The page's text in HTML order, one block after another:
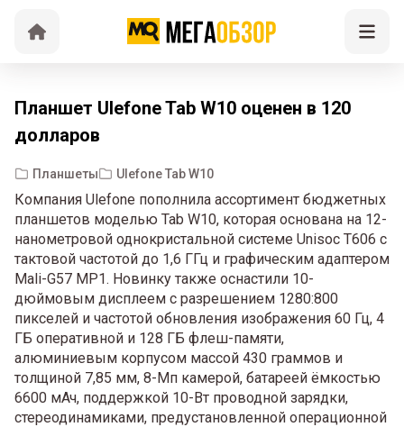
Планшет Ulefone Tab W10 оценен в 120
долларов
Планшеты Ulefone Tab W10
Компания Ulefone пополнила ассортимент бюджетных
планшетов моделью Tab W10, которая основана на 12-
нанометровой однокристальной системе Unisoc T606 с
тактовой частотой до 1,6 ГГц и графическим адаптером
Mali-G57 MP1. Новинку также оснастили 10-
дюймовым дисплеем с разрешением 1280:800
пикселей и частотой обновления изображения 60 Гц, 4
ГБ оперативной и 128 ГБ флеш-памяти,
алюминиевым корпусом массой 430 граммов и
толщиной 7,85 мм, 8-Мп камерой, батареей ёмкостью
6600 мАч, поддержкой 10-Вт проводной зарядки,
стереодинамиками, предустановленной операционной